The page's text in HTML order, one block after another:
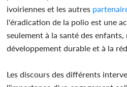
ivoiriennes et les autres
l'éradication de la polio est une
seulement à la santé des enfants,
développement durable et à la
Les discours des différents